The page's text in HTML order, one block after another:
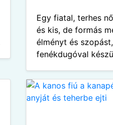
Egy fiatal, terhes
és kis, de formás
élményt és
fenékdugóval